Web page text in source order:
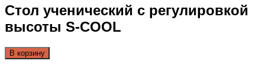
Стол ученический с регулировкой
высоты S-COOL
В корзину